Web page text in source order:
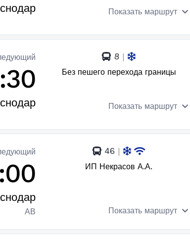
Показать маршрут
8 |
Без пешего перехода границы
Показать маршрут
АВ
46 |
ИП Некрасов А.А.
Показать маршрут